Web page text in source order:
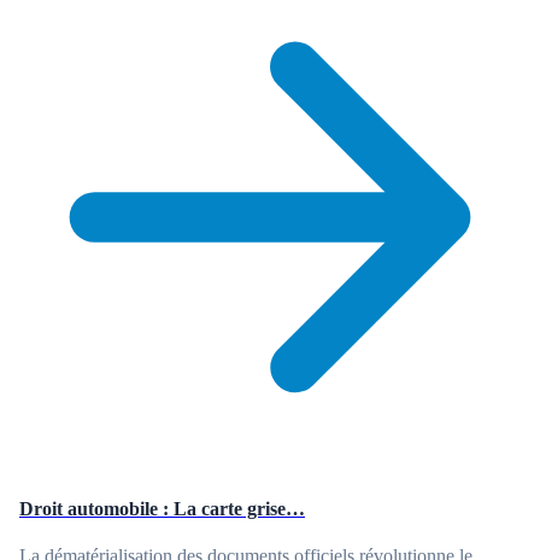
Droit automobile : La carte grise…